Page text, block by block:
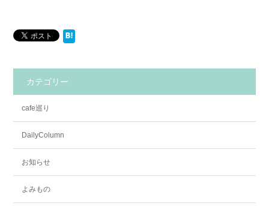
カテゴリー
cafe巡り
DailyColumn
お知らせ
よみもの